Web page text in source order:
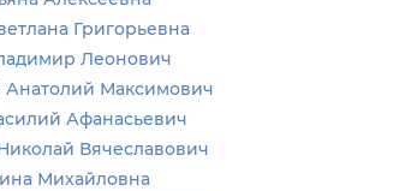
Григорьевна
Леонович
Анатолий Максимович
Афанасьевич
Вячеславович
Михайловна